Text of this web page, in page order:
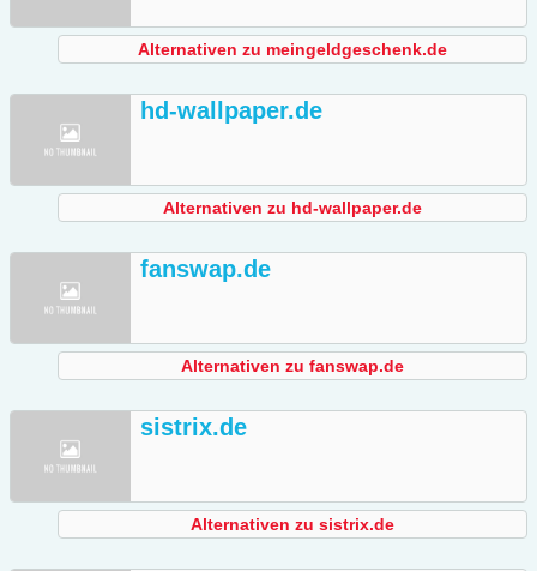
Alternativen zu meingeldgeschenk.de
hd-wallpaper.de
Alternativen zu hd-wallpaper.de
fanswap.de
Alternativen zu fanswap.de
sistrix.de
Alternativen zu sistrix.de